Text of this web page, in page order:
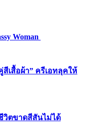
Woman
เสื้อผ้า” ครีเอทลุคให้
วิตขาดสีสันไม่ได้